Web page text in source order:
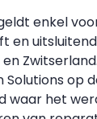
enkel
en
en
Solutions op
waar het